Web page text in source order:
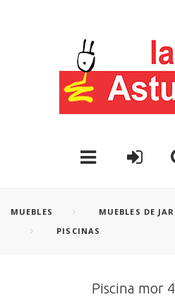
MUEBLES
MUEBLES DE
PISCINAS
Piscina mor